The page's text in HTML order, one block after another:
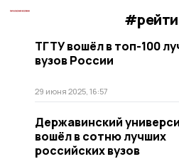
ТГТУ вошёл в топ-100
вузов России
29 июня 2025, 16:57
Державинский
вошёл в сотню лучших
российских вузов